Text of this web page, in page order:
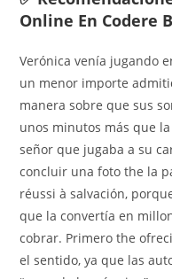
Online En Codere
Verónica venía jugando
un menor importe
manera sobre que sus
unos minutos más que
señor que jugaba a su
concluir una foto the la
réussi à salvación,
que la convertía en
cobrar. Primero the
el sentido, ya que las